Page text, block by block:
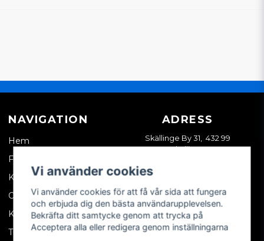
NAVIGATION
Hem
Företagskund
Kontakta oss
Om oss
Köpvillkor
Tips & trix
ADRESS
Skällinge By 31, 432 99
Skällinge
Vi använder cookies
Vi använder cookies för att få vår sida att fungera
och erbjuda dig den bästa användarupplevelsen.
Bekräfta ditt samtycke genom att trycka på
Acceptera alla eller redigera genom inställningarna